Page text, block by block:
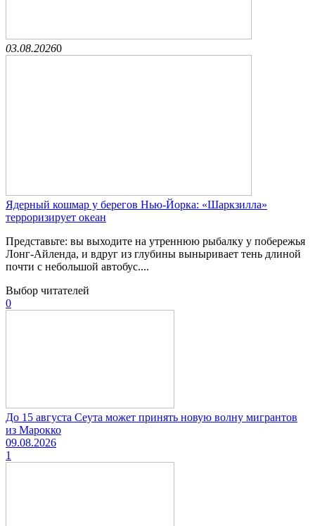
03.08.20260
Ядерный кошмар у берегов Нью-Йорка: «Шаркзилла»
терроризирует океан
Представьте: вы выходите на утреннюю рыбалку у побережья
Лонг-Айленда, и вдруг из глубины выныривает тень длиной
почти с небольшой автобус....
Выбор читателей
0
До 15 августа Сеута может принять новую волну мигрантов
из Марокко
09.08.2026
1